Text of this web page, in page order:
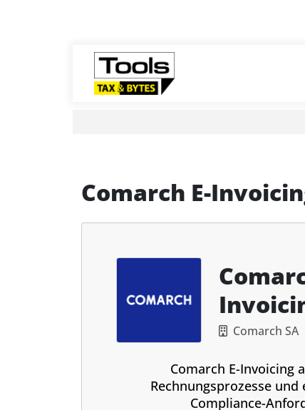
Comarch E-
Comarch SA
Comarch E-Invoicing
Rechnungsprozesse
Compliance-